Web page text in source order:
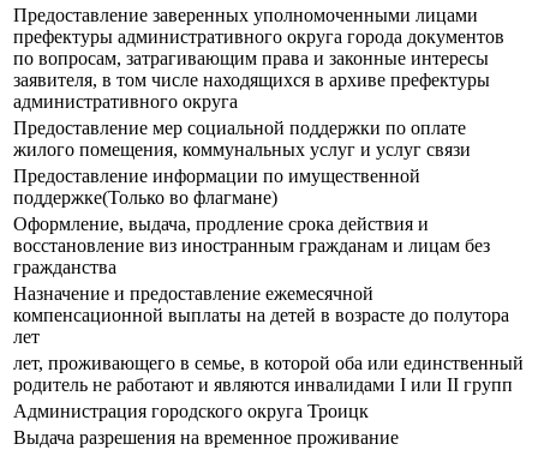
Предоставление заверенных уполномоченными лицами
префектуры административного округа города документов
по вопросам, затрагивающим права и законные интересы
заявителя, в том числе находящихся в архиве префектуры
административного округа
Предоставление мер социальной поддержки по оплате
жилого помещения, коммунальных услуг и услуг связи
Предоставление информации по имущественной
поддержке(Только во флагмане)
Оформление, выдача, продление срока действия и
восстановление виз иностранным гражданам и лицам без
гражданства
Назначение и предоставление ежемесячной
компенсационной выплаты на детей в возрасте до полутора
лет
лет, проживающего в семье, в которой оба или единственный
родитель не работают и являются инвалидами I или II групп
Администрация городского округа Троицк
Выдача разрешения на временное проживание